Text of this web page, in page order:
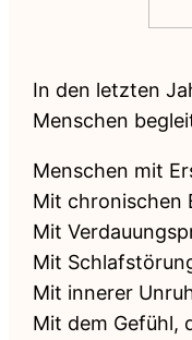
In den letzten
Menschen
Menschen mit
Mit chronischen
Mit
Mit
Mit innerer
Mit dem Gefühl,